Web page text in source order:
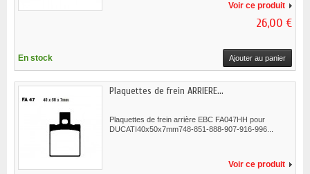
Voir ce produit
26,00 €
En stock Ajouter au panier
Plaquettes de frein ARRIERE...
Plaquettes de frein arrière EBC FA047HH pour
DUCATI40x50x7mm748-851-888-907-916-996...
Voir ce produit